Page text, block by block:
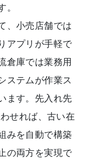
。
、小売店舗では
アプリが手軽で
倉庫では業務用
ステムが作業ス
ます。先入れ先
せれば、古い在
みを自動で構築
の両方を実現で